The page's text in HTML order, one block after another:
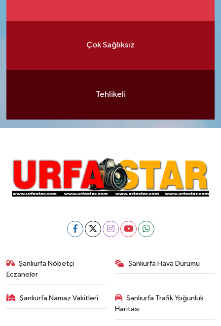
Çok Sağlıksız
Tehlikeli
Şanlıurfa Nöbetçi
Eczaneler
Şanlıurfa Hava Durumu
Şanlıurfa Namaz Vakitleri
Şanlıurfa Trafik Yoğunluk
Haritası